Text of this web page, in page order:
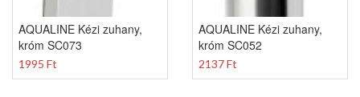
AQUALINE Kézi zuhany,
króm SC073
1995 Ft
AQUALINE Kézi zuhany,
króm SC052
2137 Ft